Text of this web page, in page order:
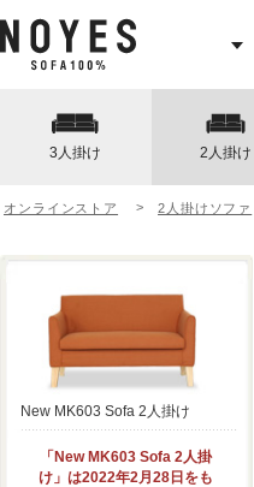
3人掛け 2人掛け
オンラインストア 2人掛けソファ
New MK603 Sofa 2人掛け
「New MK603 Sofa 2人掛
け」は2022年2月28日をも